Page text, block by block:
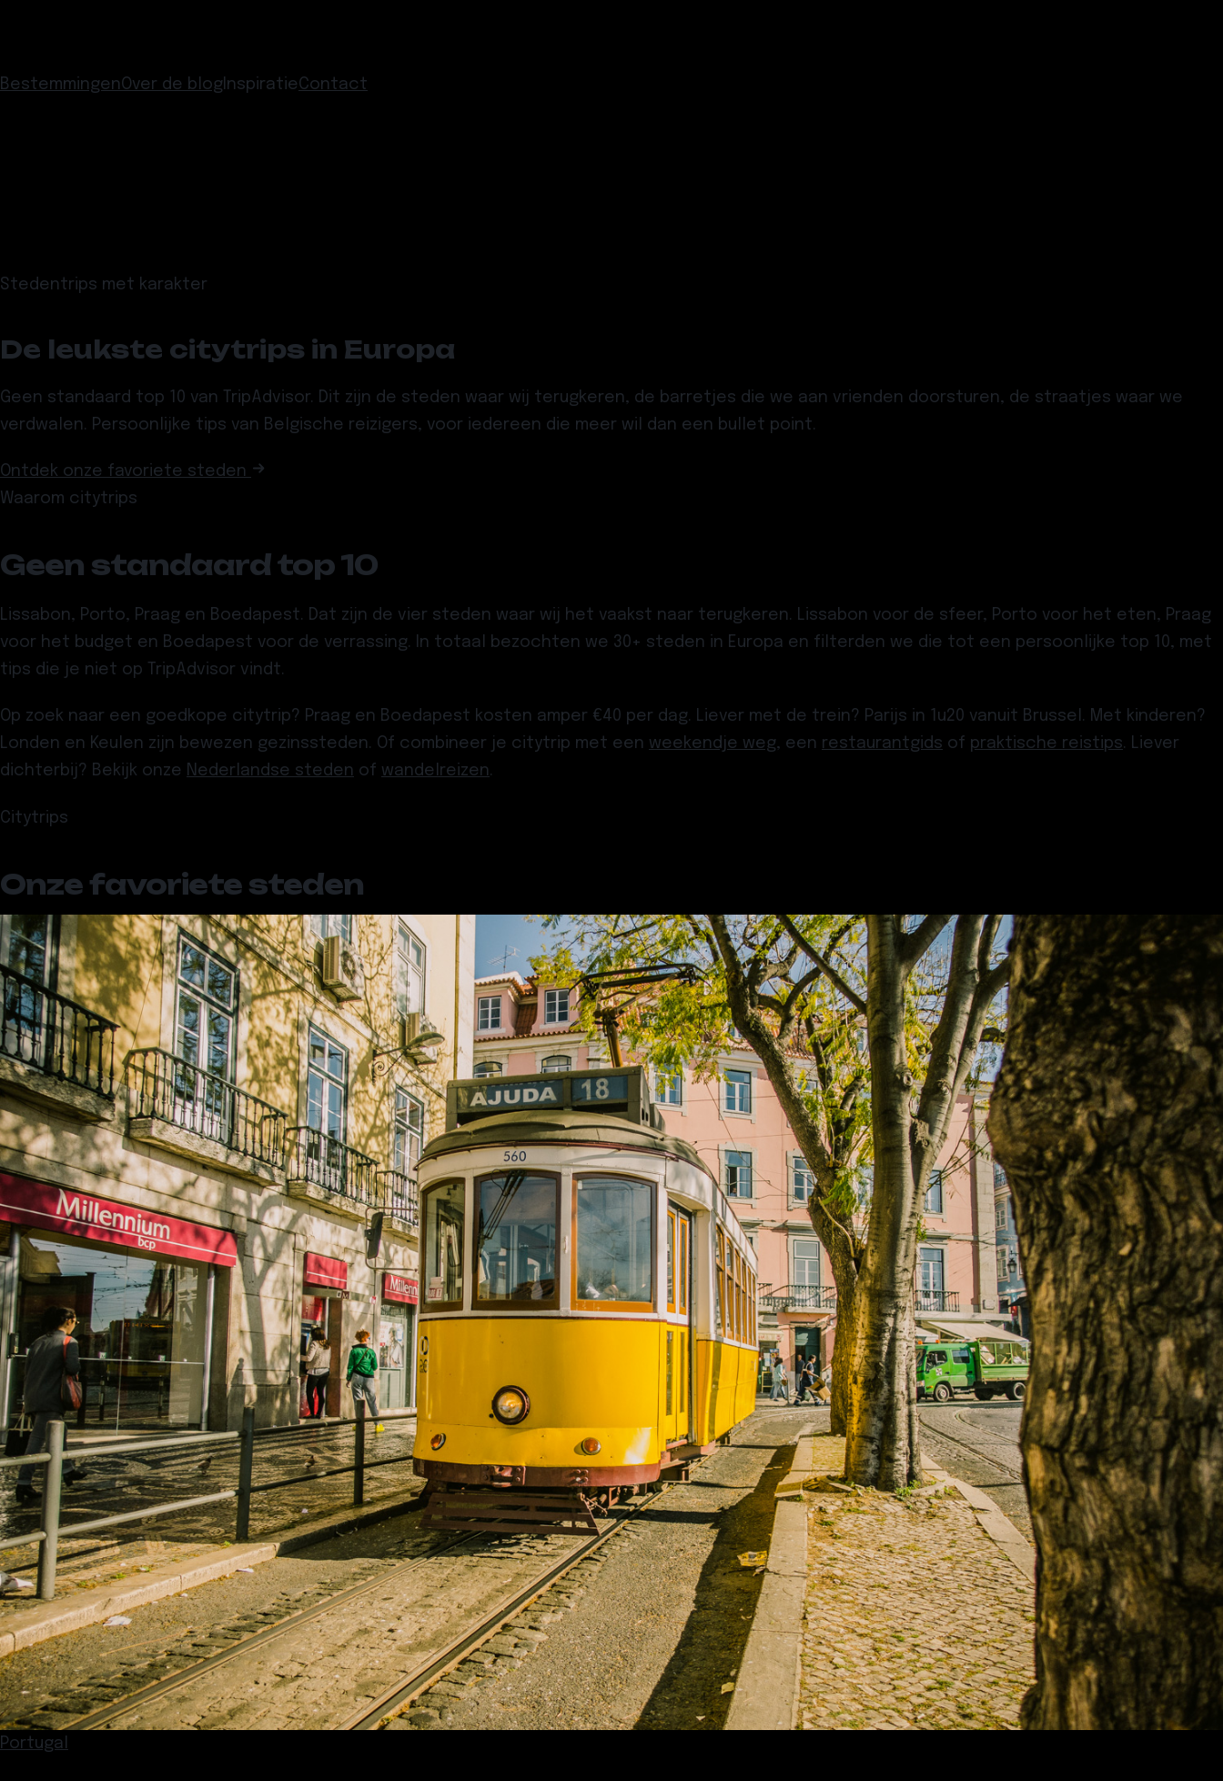
BestemmingenOver de blog InspiratieContact
Stedentrips met karakter
De leukste citytrips in Europa
Geen standaard top 10 van TripAdvisor. Dit zijn de steden waar wij terugkeren, de barretjes die we aan vrienden doorsturen, de straatjes waar we
verdwalen. Persoonlijke tips van Belgische reizigers, voor iedereen die meer wil dan een bullet point.
Ontdek onze favoriete steden
Waarom citytrips
Geen standaard top 10
Lissabon, Porto, Praag en Boedapest. Dat zijn de vier steden waar wij het vaakst naar terugkeren. Lissabon voor de sfeer, Porto voor het eten, Praag
voor het budget en Boedapest voor de verrassing. In totaal bezochten we 30+ steden in Europa en filterden we die tot een persoonlijke top 10, met
tips die je niet op TripAdvisor vindt.
Op zoek naar een goedkope citytrip? Praag en Boedapest kosten amper €40 per dag. Liever met de trein? Parijs in 1u20 vanuit Brussel. Met kinderen?
Londen en Keulen zijn bewezen gezinssteden. Of combineer je citytrip met een weekendje weg, een restaurantgids of praktische reistips. Liever
dichterbij? Bekijk onze
Nederlandse steden of wandelreizen.
Citytrips
Onze favoriete steden
Portugal